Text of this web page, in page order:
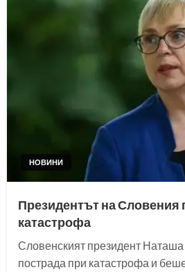
НОВИНИ
Президентът на Словения
катастрофа
Словенският президент
пострада при катастрофа и